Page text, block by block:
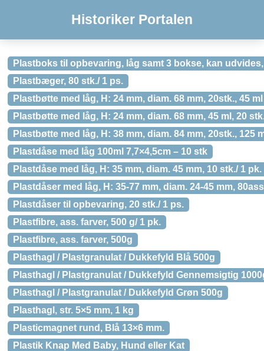
Historiker Portalen
Plastboks til opbevaring, låg samt 3 bokse, kan udvides,
Plastbæger, 80 stk./ 1 ps.
Plastbøtte med låg, H: 24 mm, diam. 68 mm, 20stk., 45 ml
Plastbøtte med låg, H: 24 mm, diam. 68 mm, 45 ml, 20
Plastbøtte med låg, H: 38 mm, diam. 84 mm, 20stk., 125
Plastdåse med låg 100ml 7,7×4,5cm – 10 stk
Plastdåse med låg, H: 35 mm, diam. 45 mm, 10 stk./ 1 pk.
Plastdåser med låg, H: 35-77 mm, diam. 24-45 mm,
Plastdåser til opbevaring, 20 stk./ 1 ps.
Plastfibre, ass. farver, 500 g/ 1 pk.
Plastfibre, ass. farver, 500g
Plasthagl / Plastgranulat / Dukkefyld Blå 500g
Plasthagl / Plastgranulat / Dukkefyld Gennemsigtig
Plasthagl / Plastgranulat / Dukkefyld Grøn 500g
Plasthagl, str. 5×5 mm, 1 kg
Plasticmagnet rund, Blå 13×6 mm.
Plastik Knap Med Baby, Hund eller Kat